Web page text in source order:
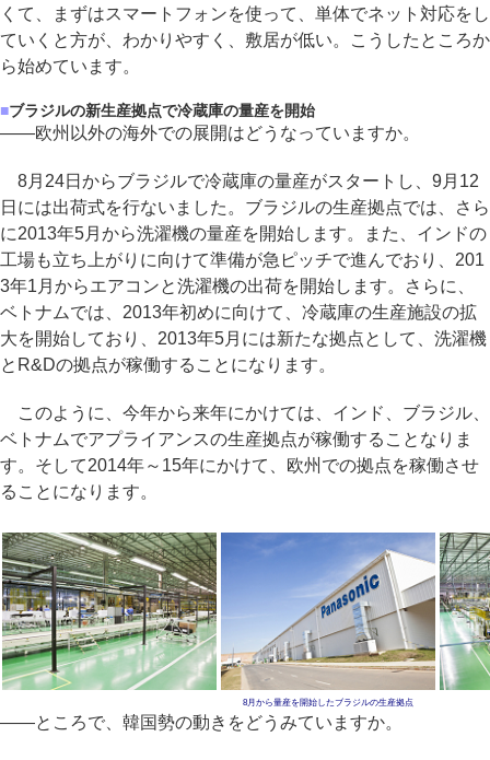
くて、まずはスマートフォンを使って、単体でネット対応をし
ていくと方が、わかりやすく、敷居が低い。こうしたところか
ら始めています。
■ブラジルの新生産拠点で冷蔵庫の量産を開始
――欧州以外の海外での展開はどうなっていますか。
8月24日からブラジルで冷蔵庫の量産がスタートし、9月12
日には出荷式を行ないました。ブラジルの生産拠点では、さら
に2013年5月から洗濯機の量産を開始します。また、インドの
工場も立ち上がりに向けて準備が急ピッチで進んでおり、201
3年1月からエアコンと洗濯機の出荷を開始します。さらに、
ベトナムでは、2013年初めに向けて、冷蔵庫の生産施設の拡
大を開始しており、2013年5月には新たな拠点として、洗濯機
とR&Dの拠点が稼働することになります。
このように、今年から来年にかけては、インド、ブラジル、
ベトナムでアプライアンスの生産拠点が稼働することなりま
す。そして2014年～15年にかけて、欧州での拠点を稼働させ
ることになります。
8月から量産を開始したブラジルの生産拠点
――ところで、韓国勢の動きをどうみていますか。